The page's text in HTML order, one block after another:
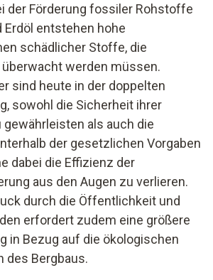
der Förderung fossiler Rohstoffe
Erdöl entstehen hohe
schädlicher Stoffe, die
werden müssen.
sind heute in der doppelten
sowohl die Sicherheit ihrer
als auch die
der gesetzlichen Vorgaben
dabei die Effizienz der
aus den Augen zu verlieren.
durch die Öffentlichkeit und
erfordert zudem eine größere
in Bezug auf die ökologischen
des Bergbaus.